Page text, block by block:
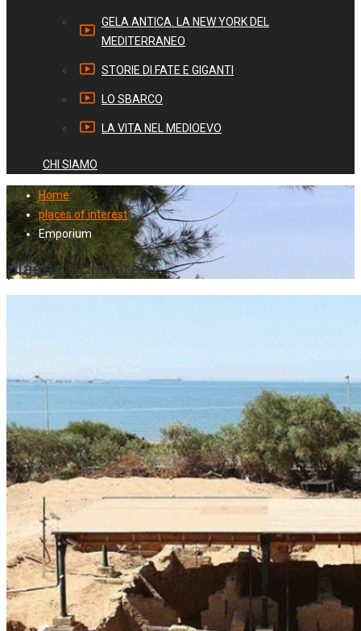
GELA ANTICA. LA NEW YORK DEL
MEDITERRANEO
STORIE DI FATE E GIGANTI
LO SBARCO
LA VITA NEL MEDIOEVO
CHI SIAMO
Home
places of interest
Emporium
places of interest